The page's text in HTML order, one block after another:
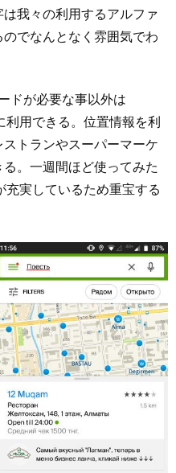
我々の利用するアルファ
でなんとなく雰囲気でわ
ドが必要な事以外は
用できる。位置情報を利
トランやスーパーマーケ
。一週間ほど使ってみた
充実しているため重宝する